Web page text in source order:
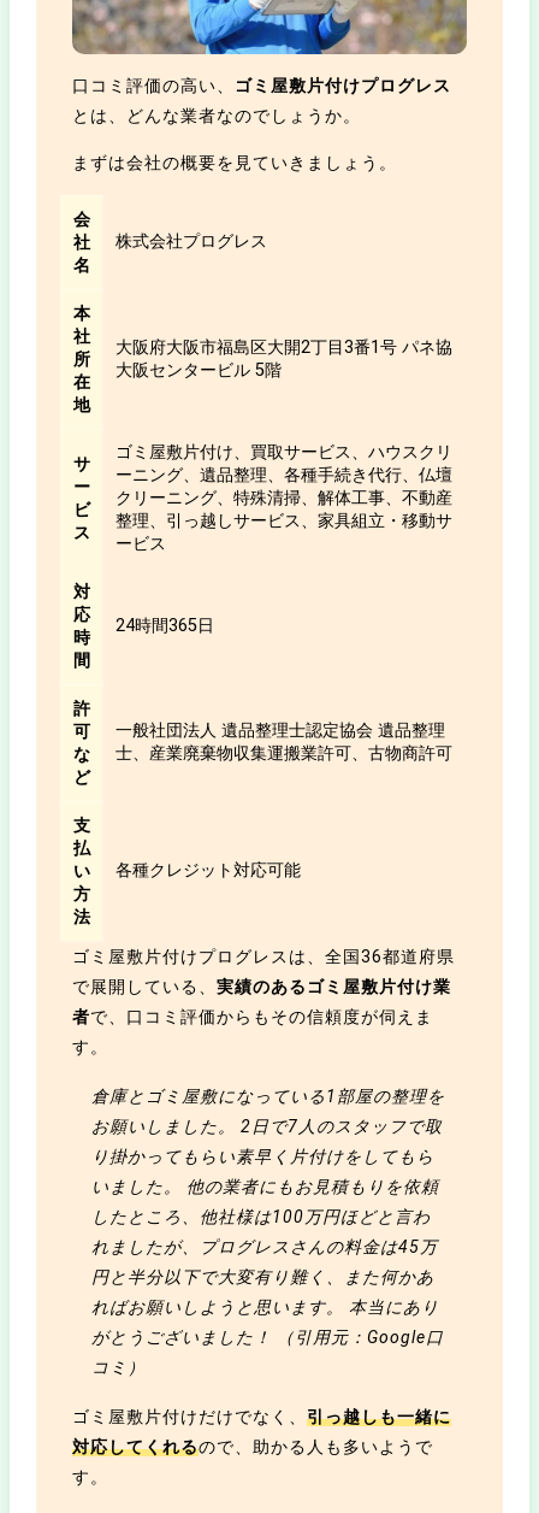
口コミ評価の高い、
ゴミ屋敷片付けプログレス
とは、どんな業者なのでしょうか。
まずは会社の概要を見ていきましょう。
会
社
名
株式会社プログレス
本
社
所
在
地
大阪府大阪市福島区大開2丁目3番1号 パネ協
大阪センタービル 5階
サ
ー
ビ
ス
ゴミ屋敷片付け、買取サービス、ハウスクリ
ーニング、遺品整理、各種手続き代行、仏壇
クリーニング、特殊清掃、解体工事、不動産
整理、引っ越しサービス、家具組立・移動サ
ービス
対
応
時
間
24時間365日
許
可
な
ど
一般社団法人 遺品整理士認定協会 遺品整理
士、産業廃棄物収集運搬業許可、古物商許可
支
払
い
方
法
各種クレジット対応可能
ゴミ屋敷片付けプログレスは、全国36都道府県
で展開している、実績のあるゴミ屋敷片付け業
者で、口コミ評価からもその信頼度が伺えま
す。
倉庫とゴミ屋敷になっている1部屋の整理を
お願いしました。 2日で7人のスタッフで取
り掛かってもらい素早く片付けをしてもら
いました。 他の業者にもお見積もりを依頼
したところ、他社様は100万円ほどと言わ
れましたが、プログレスさんの料金は45万
円と半分以下で大変有り難く、また何かあ
ればお願いしようと思います。 本当にあり
がとうございました！ （引用元：Google口
コミ）
ゴミ屋敷片付けだけでなく、引っ越しも一緒に
対応してくれるので、助かる人も多いようで
す。